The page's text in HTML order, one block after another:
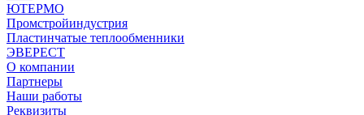
ЮТЕРМО
Промстройиндустрия
Пластинчатые теплообменники
ЭВЕРЕСТ
О компании
Партнеры
Наши работы
Реквизиты